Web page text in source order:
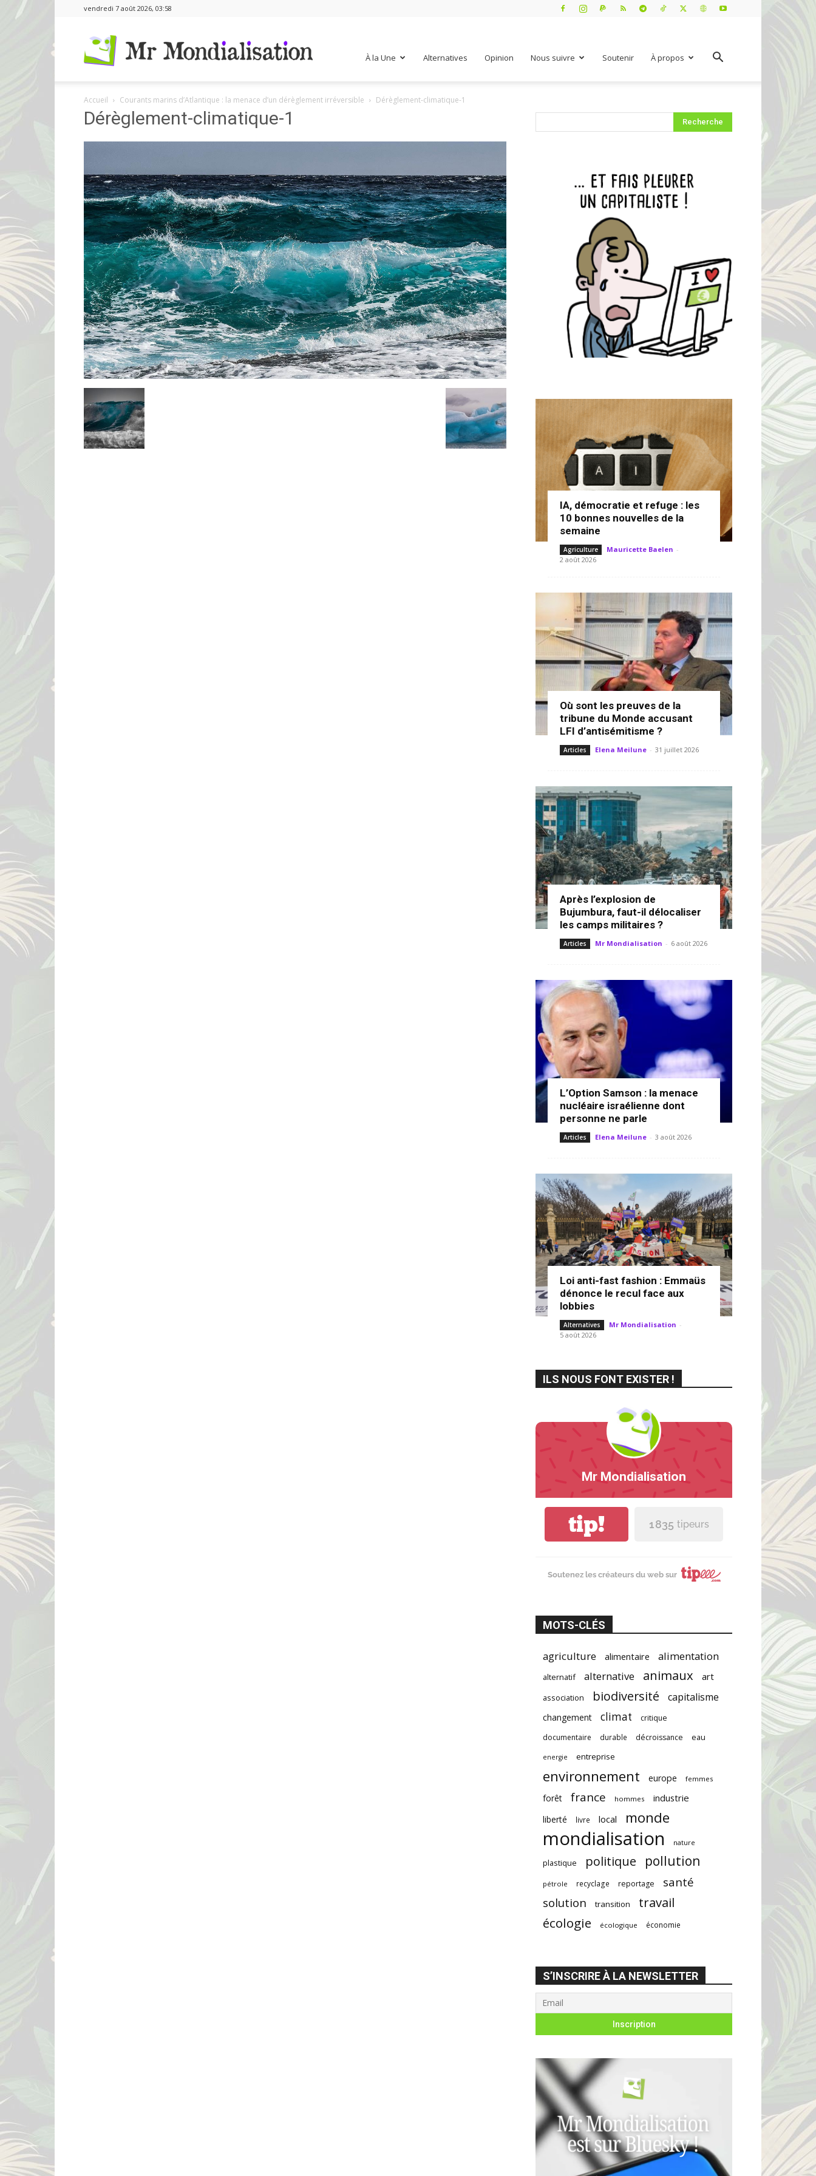
vendredi 7 août 2026, 03:58
À la Une Alternatives Opinion Nous suivre Soutenir À propos
Accueil Courants marins d’Atlantique : la menace d’un dérèglement irréversible Dérèglement-climatique-1
Dérèglement-climatique-1
IA, démocratie et refuge : les
10 bonnes nouvelles de la
semaine
Agriculture Mauricette Baelen -
2 août 2026
Où sont les preuves de la
tribune du Monde accusant
LFI d’antisémitisme ?
Articles Elena Meilune - 31 juillet 2026
Après l’explosion de
Bujumbura, faut-il délocaliser
les camps militaires ?
Articles Mr Mondialisation - 6 août 2026
L’Option Samson : la menace
nucléaire israélienne dont
personne ne parle
Articles Elena Meilune - 3 août 2026
Loi anti-fast fashion : Emmaüs
dénonce le recul face aux
lobbies
Alternatives Mr Mondialisation -
5 août 2026
ILS NOUS FONT EXISTER !
Mr Mondialisation
tip! 1 835 tipeurs
Soutenez les créateurs du web sur
MOTS-CLÉS
agriculture alimentaire alimentation
alternatif alternative animaux art
association biodiversité capitalisme
changement climat
critique
documentaire
durable décroissance eau
energie entreprise
environnement europe femmes
forêt france hommes industrie
liberté livre local monde
mondialisation nature
plastique politique pollution
pétrole recyclage reportage
santé
solution
transition
travail
écologie
écologique économie
S’INSCRIRE À LA NEWSLETTER